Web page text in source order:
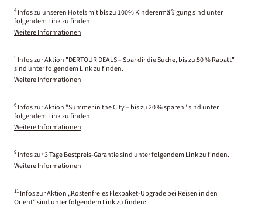
4 Infos zu unseren Hotels mit bis zu 100% Kinderermäßigung sind unter
folgendem Link zu finden.
Weitere Informationen
5 Infos zur Aktion "DERTOUR DEALS – Spar dir die Suche, bis zu 50 % Rabatt"
sind unter folgendem Link zu finden.
Weitere Informationen
6 Infos zur Aktion "Summer in the City – bis zu 20 % sparen" sind unter
folgendem Link zu finden.
Weitere Informationen
9 Infos zur 3 Tage Bestpreis-Garantie sind unter folgendem Link zu finden.
Weitere Informationen
11 Infos zur Aktion „Kostenfreies Flexpaket-Upgrade bei Reisen in den
Orient“ sind unter folgendem Link zu finden: